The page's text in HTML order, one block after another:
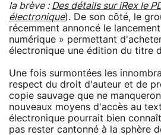
la brève : Des détails sur iRex le
électronique). De son côté, le
récemment annoncé le
numérique » permettant
électronique une édition du titre
Une fois surmontées les
respect du droit d'auteur et de
copie sauvage que ne
nouveaux moyens d'accès au
électronique pourrait bien
pas rester cantonné à la sphère